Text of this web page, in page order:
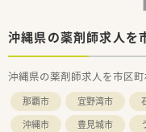
沖縄県の薬剤師求人を
沖縄県の薬剤師求人を市区
那覇市 宜野湾市
沖縄市
豊見城市